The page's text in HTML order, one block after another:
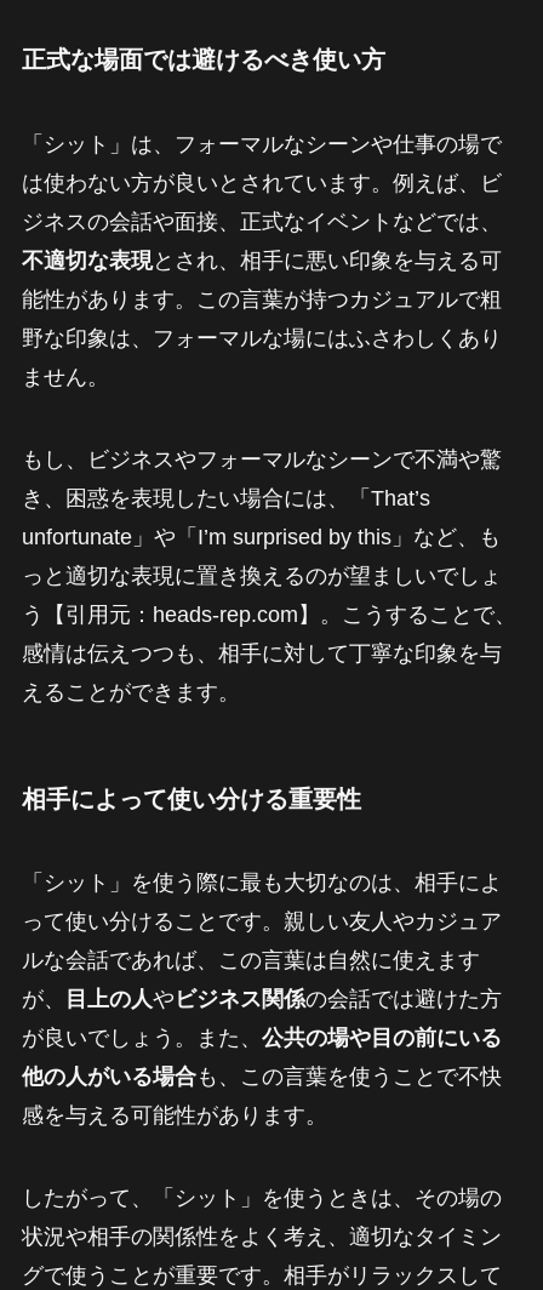
正式な場面では避けるべき使い方
「シット」は、フォーマルなシーンや仕事の場で
は使わない方が良いとされています。例えば、ビ
ジネスの会話や面接、正式なイベントなどでは、
不適切な表現とされ、相手に悪い印象を与える可
能性があります。この言葉が持つカジュアルで粗
野な印象は、フォーマルな場にはふさわしくあり
ません。
もし、ビジネスやフォーマルなシーンで不満や驚
き、困惑を表現したい場合には、「That’s
unfortunate」や「I’m surprised by this」など、も
っと適切な表現に置き換えるのが望ましいでしょ
う【引用元：heads-rep.com】。こうすることで、
感情は伝えつつも、相手に対して丁寧な印象を与
えることができます。
相手によって使い分ける重要性
「シット」を使う際に最も大切なのは、相手によ
って使い分けることです。親しい友人やカジュア
ルな会話であれば、この言葉は自然に使えます
が、
目上の人や ビジネス関係の会話では避けた方
が良いでしょう。また、 公共の場や目の前にいる
他の人がいる場合も、この言葉を使うことで不快
感を与える可能性があります。
したがって、「シット」を使うときは、その場の
状況や相手の関係性をよく考え、適切なタイミン
グで使うことが重要です。相手がリラックスして